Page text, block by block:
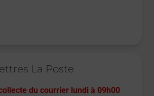
La Poste
du courrier lundi à 09h00